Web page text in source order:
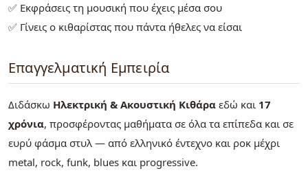
✅ Εκφράσεις τη μουσική που έχεις μέσα σου
✅ Γίνεις ο κιθαρίστας που πάντα ήθελες να είσαι
Επαγγελματική Εμπειρία
Διδάσκω Ηλεκτρική & Ακουστική Κιθάρα εδώ και 17
χρόνια, προσφέροντας μαθήματα σε όλα τα επίπεδα και σε
ευρύ φάσμα στυλ — από ελληνικό έντεχνο και ροκ μέχρι
metal, rock, funk, blues και progressive.